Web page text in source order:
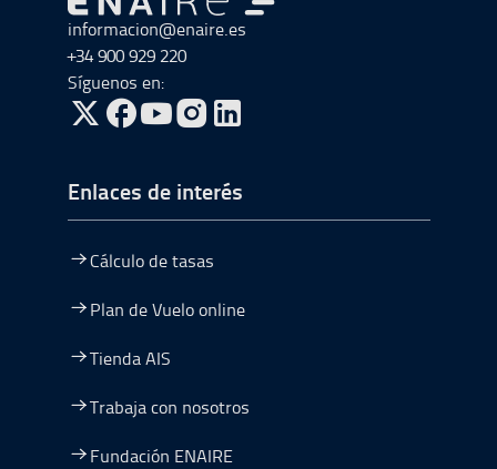
Ir a Ir al inicio
informacion@enaire.es
+34 900 929 220
Síguenos en:
ir a Twitter, abre en una nueva ventana
ir a Facebook, abre en una nueva ventana
ir a Youtube, abre en una nueva ventana
ir a Instagram, abre en una nueva
Enlaces de interés
Cálculo de tasas
Plan de Vuelo online
Tienda AIS
Trabaja con nosotros
Fundación ENAIRE